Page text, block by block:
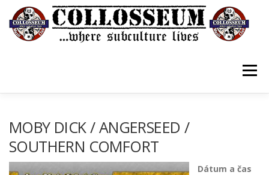
Prejsť
obsah
Menu
KONTAKTY GUESTBOOK GALÉRIA
MOBY DICK / ANGERSEED /
SOUTHERN COMFORT
Dátum a čas